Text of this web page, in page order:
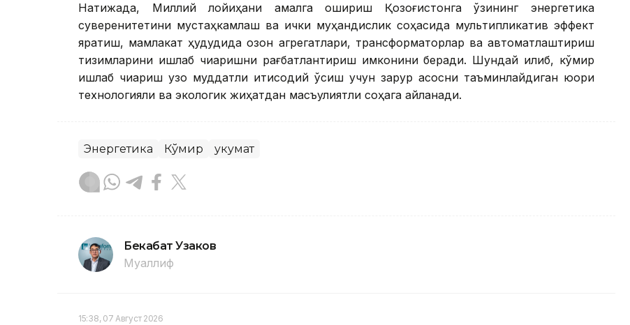
Натижада, Миллий лойиҳани амалга ошириш Қозоғистонга ўзининг энергетика
суверенитетини мустаҳкамлаш ва ички муҳандислик соҳасида мультипликатив эффект
яратиш, мамлакат ҳудудида қозон агрегатлари, трансформаторлар ва автоматлаштириш
тизимларини ишлаб чиқаришни рағбатлантириш имконини беради. Шундай қилиб, кўмир
ишлаб чиқариш узоқ муддатли иқтисодий ўсиш учун зарур асосни таъминлайдиган юқори
технологияли ва экологик жиҳатдан масъулиятли соҳага айланади.
Энергетика Кўмир Ҳукумат
Бекабат Узаков
Муаллиф
15:38, 07 Август 2026